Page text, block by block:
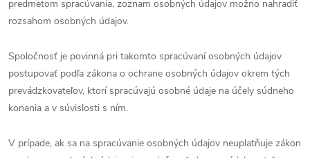
predmetom spracúvania, zoznam osobných údajov možno nahradiť
rozsahom osobných údajov.
Spoločnosť je povinná pri takomto spracúvaní osobných údajov
postupovať podľa zákona o ochrane osobných údajov okrem tých
prevádzkovateľov, ktorí spracúvajú osobné údaje na účely súdneho
konania a v súvislosti s ním.
V prípade, ak sa na spracúvanie osobných údajov neuplatňuje zákon